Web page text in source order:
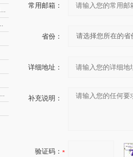
常用邮箱：
省份：
详细地址：
补充说明：
验证码：